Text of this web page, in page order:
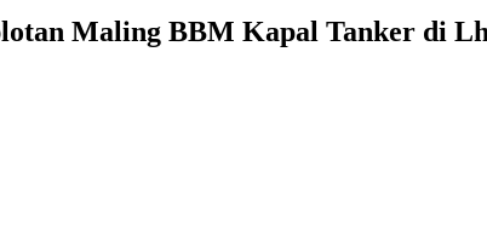
Maling BBM Kapal Tanker di